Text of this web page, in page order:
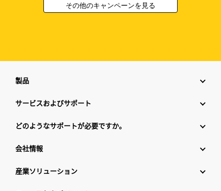
その他のキャンペーンを見る
製品
サービスおよびサポート
どのようなサポートが必要ですか。
会社情報
産業ソリューション